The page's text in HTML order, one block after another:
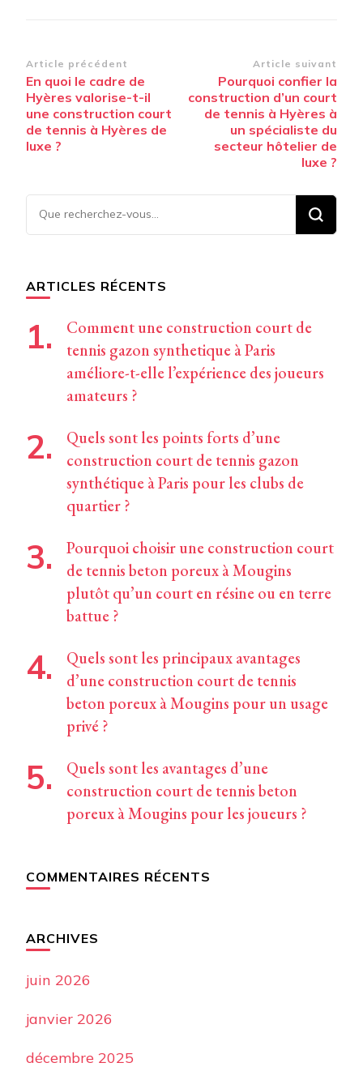
Navigation
d’article
Article précédent
En quoi le cadre de
Hyères valorise-t-il
une construction court
de tennis à Hyères de
luxe ?
Article suivant
Pourquoi confier la
construction d’un court
de tennis à Hyères à
un spécialiste du
secteur hôtelier de
luxe ?
Vous
recherchiez
ARTICLES RÉCENTS
Comment une construction court de
tennis gazon synthetique à Paris
améliore-t-elle l’expérience des joueurs
amateurs ?
Quels sont les points forts d’une
construction court de tennis gazon
synthétique à Paris pour les clubs de
quartier ?
Pourquoi choisir une construction court
de tennis beton poreux à Mougins
plutôt qu’un court en résine ou en terre
battue ?
Quels sont les principaux avantages
d’une construction court de tennis
beton poreux à Mougins pour un usage
privé ?
Quels sont les avantages d’une
construction court de tennis beton
poreux à Mougins pour les joueurs ?
COMMENTAIRES RÉCENTS
ARCHIVES
juin 2026
janvier 2026
décembre 2025